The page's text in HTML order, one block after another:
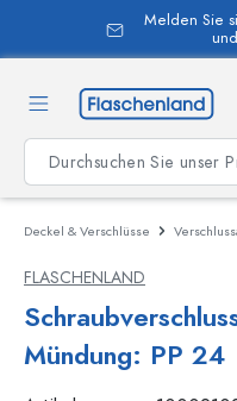
springen
Melden Sie
Deckel & Verschlüsse
FLASCHENLAND
Mündung: PP 24